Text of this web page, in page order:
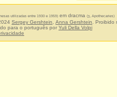
utilizadas entre 1930 e 1959) em dracma (ʒ, Apothecaries)
Sergey Gershtein Anna Gershtein .
para o português por Yuli Della Volpi